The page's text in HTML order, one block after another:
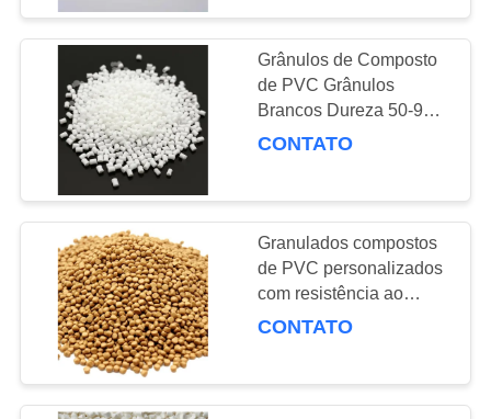
PEÇA
UMAS
CITAÇÕES
DO
SITE
PRIVACY
POLICY
Compostos de
acoplagem de
UPVC
27
a ligação baseou o
Grânulos de Composto
de PVC Grânulos
Brancos Dureza 50-90
Shore A Perfeitos para
CONTATO
Granulados compostos
de PVC personalizados
com resistência ao
impacto igual ou
CONTATO